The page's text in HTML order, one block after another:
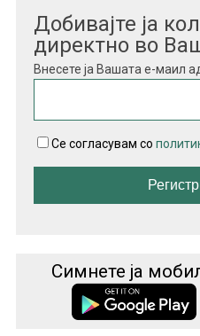
Добивајте ја
директно во
Внесете ја Вашата е-маил
Се согласувам со
Симнете ја